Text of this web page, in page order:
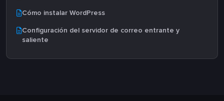
Cómo instalar WordPress
Configuración del servidor de correo entrante y
saliente